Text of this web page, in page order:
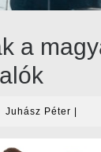
a
Juhász PéterJuhász
|